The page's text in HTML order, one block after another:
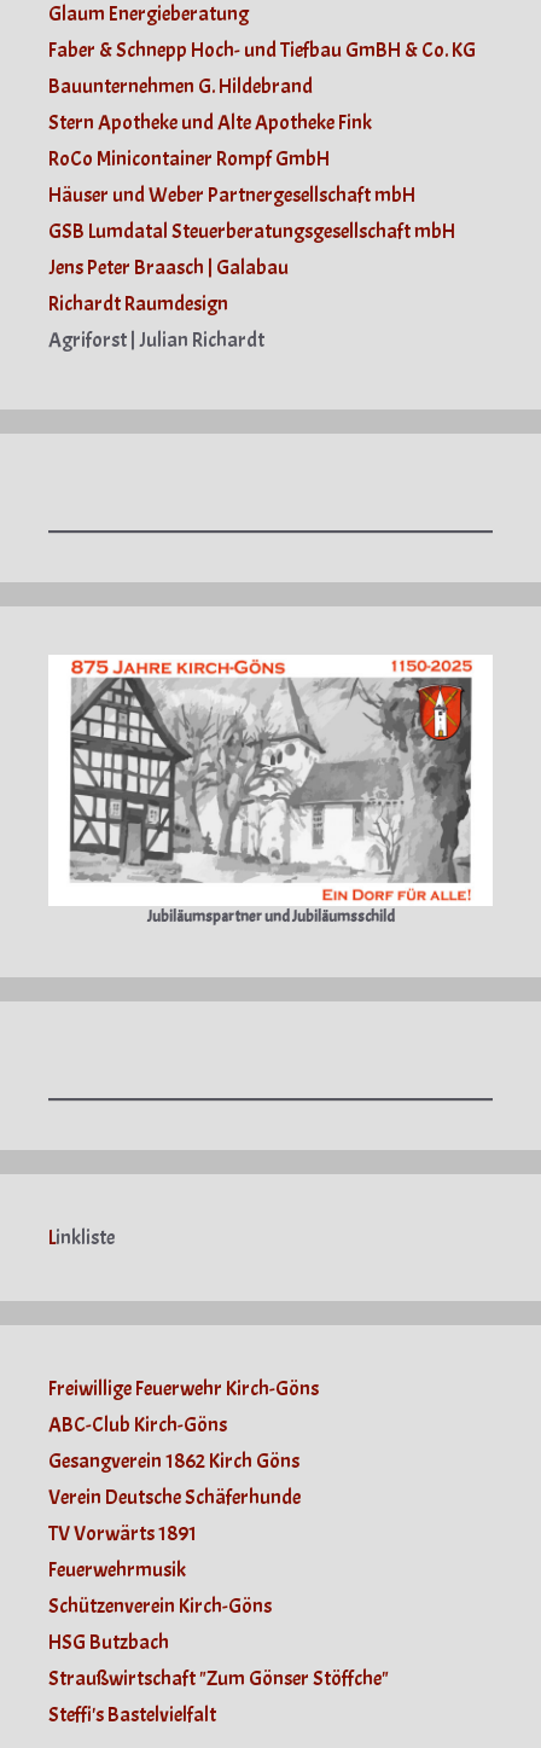
Glaum Energieberatung
Faber & Schnepp Hoch- und Tiefbau GmBH & Co. KG
Bauunternehmen G. Hildebrand
Stern Apotheke und Alte Apotheke Fink
RoCo Minicontainer Rompf GmbH
Häuser und Weber Partnergesellschaft mbH
GSB Lumdatal Steuerberatungsgesellschaft mbH
Jens Peter Braasch | Galabau
Richardt Raumdesign
Agriforst | Julian Richardt
Jubiläumspartner und Jubiläumsschild
Linkliste
Freiwillige Feuerwehr Kirch-Göns
ABC-Club Kirch-Göns
Gesangverein 1862 Kirch Göns
Verein Deutsche Schäferhunde
TV Vorwärts 1891
Feuerwehrmusik
Schützenverein Kirch-Göns
HSG Butzbach
Straußwirtschaft "Zum Gönser Stöffche"
Steffi's Bastelvielfalt